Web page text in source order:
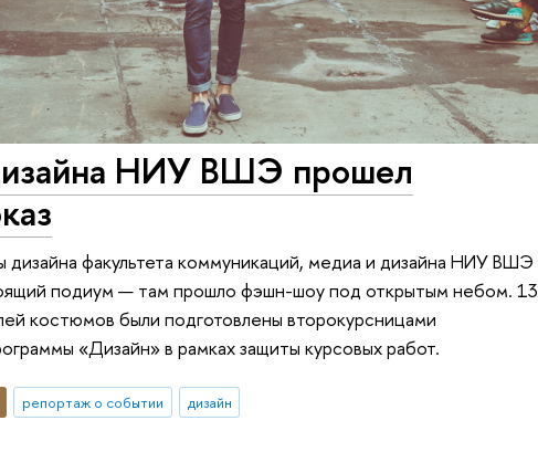
НИУ ВШЭ прошел
факультета коммуникаций, медиа и дизайна НИУ ВШЭ
подиум — там прошло фэшн-шоу под открытым небом. 13
костюмов были подготовлены второкурсницами
«Дизайн» в рамках защиты курсовых работ.
репортаж о событии дизайн